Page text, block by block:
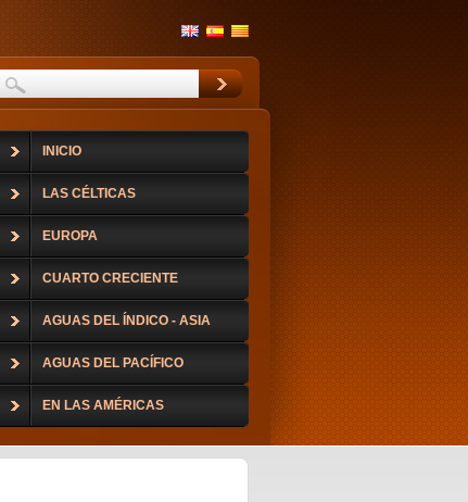
INICIO
LAS CÉLTICAS
EUROPA
CUARTO CRECIENTE
AGUAS DEL ÍNDICO - ASIA
AGUAS DEL PACÍFICO
EN LAS AMÉRICAS